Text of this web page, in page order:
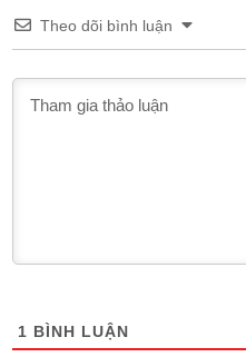
Theo dõi bình luận
1 BÌNH LUẬN